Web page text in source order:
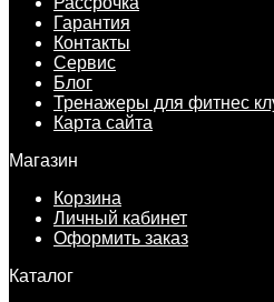
Гарантия
Контакты
Сервис
Блог
Тренажеры для фитнес
Карта сайта
Магазин
Корзина
Личный кабинет
Оформить заказ
Каталог